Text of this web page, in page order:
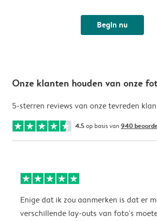
Begin nu
Onze klanten houden van onze
5-sterren reviews van onze tevreden
4.5op basis van 940
Enige dat ik zou aanmerken is dat er
verschillende lay-outs van foto's